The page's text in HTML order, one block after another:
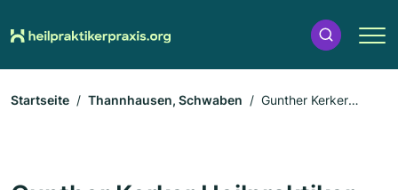
Startseite Thannhausen, Schwaben
Gunther Kerker